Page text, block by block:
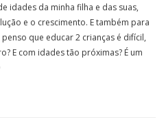
idades da minha filha e das suas,
e o crescimento. E também para
que educar 2 crianças é difícil,
E com idades tão próximas? É um